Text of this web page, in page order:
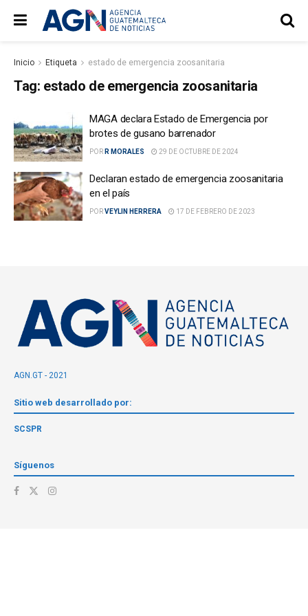
Inicio Etiqueta estado de emergencia zoosanitaria
Tag: estado de emergencia zoosanitaria
MAGA declara Estado de Emergencia por
brotes de gusano barrenador
POR R MORALES 29 DE OCTUBRE DE 2024
Declaran estado de emergencia zoosanitaria
en el país
PORVEYLIN HERRERA 17 DE FEBRERO DE 2023
AGN.GT - 2021
Sitio web desarrollado por:
SCSPR
Síguenos